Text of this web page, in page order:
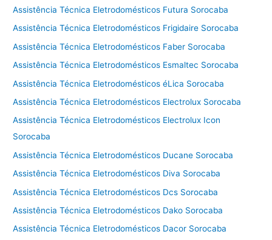
Assistência Técnica Eletrodomésticos Futura Sorocaba
Assistência Técnica Eletrodomésticos Frigidaire Sorocaba
Assistência Técnica Eletrodomésticos Faber Sorocaba
Assistência Técnica Eletrodomésticos Esmaltec Sorocaba
Assistência Técnica Eletrodomésticos éLica Sorocaba
Assistência Técnica Eletrodomésticos Electrolux Sorocaba
Assistência Técnica Eletrodomésticos Electrolux Icon
Sorocaba
Assistência Técnica Eletrodomésticos Ducane Sorocaba
Assistência Técnica Eletrodomésticos Diva Sorocaba
Assistência Técnica Eletrodomésticos Dcs Sorocaba
Assistência Técnica Eletrodomésticos Dako Sorocaba
Assistência Técnica Eletrodomésticos Dacor Sorocaba